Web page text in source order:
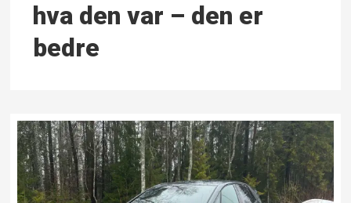
hva den var – den er
bedre